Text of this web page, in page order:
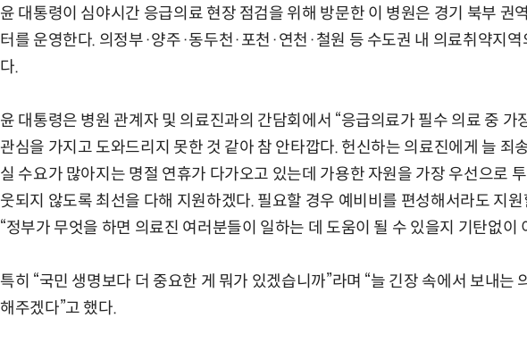
윤 대통령이 심야시간 응급의료 현장 점검을 위해 방문한 이 병원은 경기 북부 권
터를 운영한다. 의정부·양주·동두천·포천·연천·철원 등 수도권 내 의료취약지
다.
윤 대통령은 병원 관계자 및 의료진과의 간담회에서 “응급의료가 필수 의료 중 가
관심을 가지고 도와드리지 못한 것 같아 참 안타깝다. 헌신하는 의료진에게 늘 죄
실 수요가 많아지는 명절 연휴가 다가오고 있는데 가용한 자원을 가장 우선으로
웃되지 않도록 최선을 다해 지원하겠다. 필요할 경우 예비비를 편성해서라도 지원
“정부가 무엇을 하면 의료진 여러분들이 일하는 데 도움이 될 수 있을지 기탄없이
특히 “국민 생명보다 더 중요한 게 뭐가 있겠습니까”라며 “늘 긴장 속에서 보내는
해주겠다”고 했다.